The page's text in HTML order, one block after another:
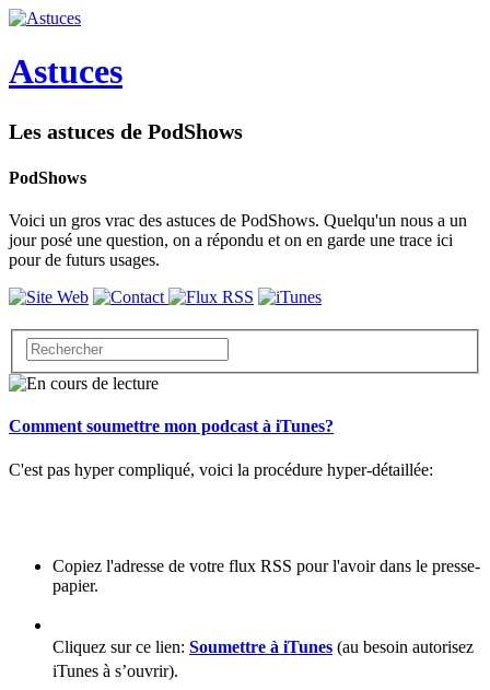
Astuces
Les astuces de PodShows
PodShows
Voici un gros vrac des astuces de PodShows. Quelqu'un nous a un
jour posé une question, on a répondu et on en garde une trace ici
pour de futurs usages.
Comment soumettre mon podcast à iTunes?
C'est pas hyper compliqué, voici la procédure hyper-détaillée:
Copiez l'adresse de votre flux RSS pour l'avoir dans le presse-
papier.
Cliquez sur ce lien: Soumettre à iTunes (au besoin autorisez
iTunes à s’ouvrir).